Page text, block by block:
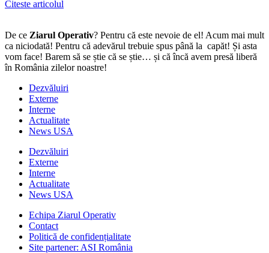
Citeste articolul
De ce Ziarul Operativ? Pentru că este nevoie de el! Acum mai mult
ca niciodată! Pentru că adevărul trebuie spus până la capăt! Și asta
vom face! Barem să se știe că se știe… și că încă avem presă liberă
în România zilelor noastre!
Dezvăluiri
Externe
Interne
Actualitate
News USA
Dezvăluiri
Externe
Interne
Actualitate
News USA
Echipa Ziarul Operativ
Contact
Politică de confidențialitate
Site partener: ASI România